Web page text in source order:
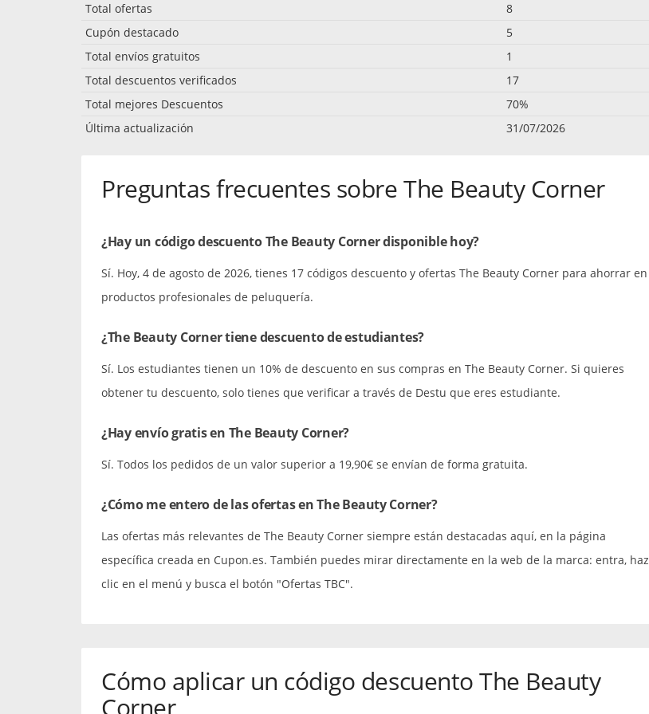
Total ofertas
8
Cupón destacado
5
Total envíos gratuitos
1
Total descuentos verificados
17
Total mejores Descuentos
70%
Última actualización
31/07/2026
Preguntas frecuentes sobre The Beauty Corner
¿Hay un código descuento The Beauty Corner disponible hoy?
Sí. Hoy, 4 de agosto de 2026, tienes 17 códigos descuento y ofertas The Beauty Corner para ahorrar en
productos profesionales de peluquería.
¿The Beauty Corner tiene descuento de estudiantes?
Sí. Los estudiantes tienen un 10% de descuento en sus compras en The Beauty Corner. Si quieres
obtener tu descuento, solo tienes que verificar a través de Destu que eres estudiante.
¿Hay envío gratis en The Beauty Corner?
Sí. Todos los pedidos de un valor superior a 19,90€ se envían de forma gratuita.
¿Cómo me entero de las ofertas en The Beauty Corner?
Las ofertas más relevantes de The Beauty Corner siempre están destacadas aquí, en la página
específica creada en Cupon.es. También puedes mirar directamente en la web de la marca: entra, haz
clic en el menú y busca el botón "Ofertas TBC".
Cómo aplicar un código descuento The Beauty
Corner